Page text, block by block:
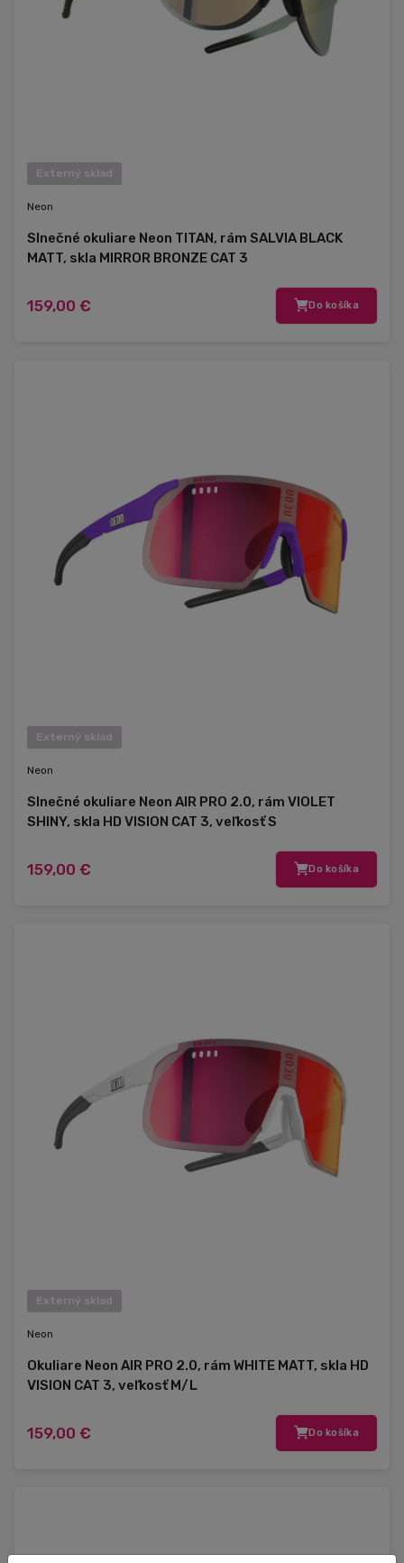
Externý sklad
Neon
Slnečné okuliare Neon TITAN, rám SALVIA BLACK
MATT, skla MIRROR BRONZE CAT 3
159,00 € Do košíka
Externý sklad
Neon
Slnečné okuliare Neon AIR PRO 2.0, rám VIOLET
SHINY, skla HD VISION CAT 3, veľkosť S
159,00 € Do košíka
Externý sklad
Neon
Okuliare Neon AIR PRO 2.0, rám WHITE MATT, skla HD
VISION CAT 3, veľkosť M/L
159,00 € Do košíka